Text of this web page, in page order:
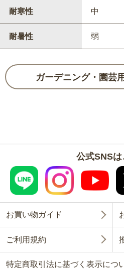
耐寒性 中
耐暑性 弱
ガーデニング・園芸
公式SNSは
お買い物ガイド
ご利用規約
特定商取引法に基づく表示につ